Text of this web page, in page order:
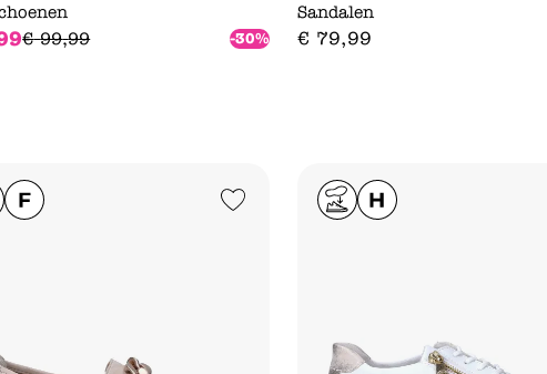
€ 99,99 -30%
Sandalen
€ 79,99
Add to Wishlist